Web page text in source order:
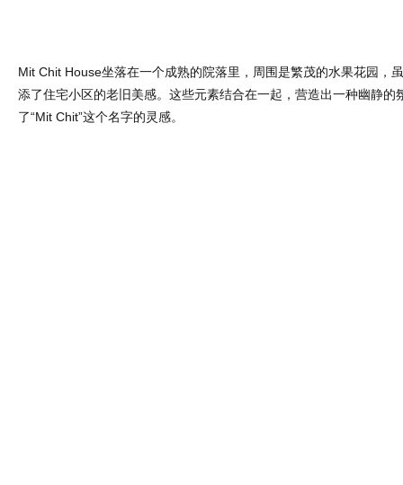
Mit Chit House坐落在一个成熟的院落里，周围是繁茂的水果花园，
添了住宅小区的老旧美感。这些元素结合在一起，营造出一种幽静的
了“Mit Chit”这个名字的灵感。